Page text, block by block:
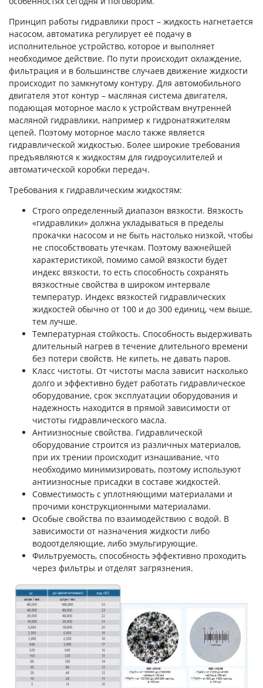
Принцип работы гидравлики прост – жидкость нагнетается
насосом, автоматика регулирует её подачу в
исполнительное устройство, которое и выполняет
необходимое действие. По пути происходит охлаждение,
фильтрация и в большинстве случаев движение жидкости
происходит по замкнутому контуру. Для автомобильного
двигателя этот контур – масляная система двигателя,
подающая моторное масло к устройствам внутренней
масляной гидравлики, например к гидронатяжителям
цепей. Поэтому моторное масло также является
гидравлической жидкостью. Более широкие требования
предъявляются к жидкостям для гидроусилителей и
автоматической коробки передач.
Требования к гидравлическим жидкостям:
Строго определенный диапазон вязкости. Вязкость
«гидравлики» должна укладываться в пределы
прокачки насосом и не быть настолько низкой, чтобы
не способствовать утечкам. Поэтому важнейшей
характеристикой, помимо самой вязкости будет
индекс вязкости, то есть способность сохранять
вязкостные свойства в широком интервале
температур. Индекс вязкостей гидравлических
жидкостей обычно от 100 и до 300 единиц, чем выше,
тем лучше.
Температурная стойкость. Способность выдерживать
длительный нагрев в течение длительного времени
без потери свойств. Не кипеть, не давать паров.
Класс чистоты. От чистоты масла зависит насколько
долго и эффективно будет работать гидравлическое
оборудование, срок эксплуатации оборудования и
надежность находится в прямой зависимости от
чистоты гидравлического масла.
Антиизносные свойства. Гидравлической
оборудование строится из различных материалов,
при их трении происходит изнашивание, что
необходимо минимизировать, поэтому используют
антиизносные присадки в составе жидкостей.
Совместимость с уплотняющими материалами и
прочими конструкционными материалами.
Особые свойства по взаимодействию с водой. В
зависимости от назначения жидкости либо
водоотделяющие, либо эмульгирующие.
Фильтруемость, способность эффективно проходить
через фильтры и отделят загрязнения.